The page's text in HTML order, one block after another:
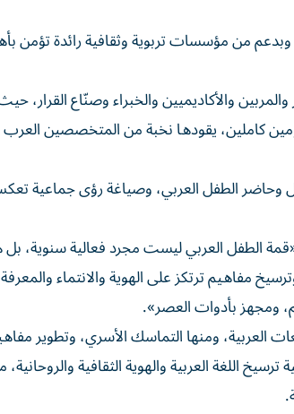
وﺑﺪﻋﻢ ﻣﻦ ﻣﺆﺳﺴﺎت ﺗﺮﺑﻮﯾﺔ وﺛﻘﺎﻓﯿﺔ راﺋﺪة ﺗﺆﻣﻦ
ﻣﻦ 900 ﻣﺸﺎرك ﻣﻦ أوﻟﯿﺎء اﻷﻣﻮر واﻟﻤﺮﺑﯿﻦ واﻷﻛﺎدﯾﻤﯿﯿﻦ واﻟﺨﺒﺮاء وﺻﻨّﺎع
ﻣﺪار ﯾﻮﻣﯿﻦ ﻛﺎﻣﻠﯿﻦ، ﯾﻘﻮدھﺎ ﻧﺨﺒﺔ ﻣﻦ اﻟﻤﺘﺨﺼﺼﯿﻦ
اﻟﻄﻔﻞ اﻟﻌﺮﺑﻲ، وﺻﯿﺎﻏﺔ رؤى ﺟﻤﺎﻋﯿﺔ
اﻟﻄﻔﻞ اﻟﻌﺮﺑﻲ ﻟﯿﺴﺖ ﻣﺠﺮد ﻓﻌﺎﻟﯿﺔ ﺳﻨﻮﯾﺔ،
ﻣﻔﺎھﯿﻢ ﺗﺮﺗﻜﺰ ﻋﻠﻰ اﻟﮭﻮﯾﺔ واﻻﻧﺘﻤﺎء
وﻣﺠﮭﺰ ﺑﺄدوات اﻟﻌﺼﺮ».
اﻟﻌﺮﺑﯿﺔ، وﻣﻨﮭﺎ اﻟﺘﻤﺎﺳﻚ اﻷﺳﺮي، وﺗﻄﻮﯾﺮ
اﻟﻠﻐﺔ اﻟﻌﺮﺑﯿﺔ واﻟﮭﻮﯾﺔ اﻟﺜﻘﺎﻓﯿﺔ